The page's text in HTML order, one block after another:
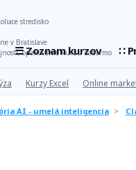
stredisko
v Bratislave
opakovanie kurzu zadarmo
☰ Zoznam kurzov ∷
Kurzy Excel Online
AI - umelá inteligencia >